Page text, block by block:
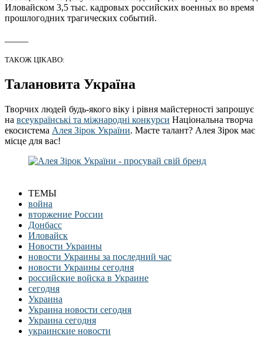
Иловайском 3,5 тыс. кадровых российских военных во время
прошлогодних трагических событий.
ТАКОЖ ЦІКАВО:
Талановита Україна
Творчих людей будь-якого віку і рівня майстерності запрошує
на всеукраїнські та міжнародні конкурси Національна творча
екосистема Алея Зірок України. Маєте талант? Алея Зірок має
місце для вас!
ТЕМЫ
война
вторжение России
Донбасс
Иловайск
Новости Украины
новости Украины за последний час
новости Украины сегодня
российские войска в Украине
сегодня
Украина
Украина новости сегодня
Украина сегодня
украинские новости